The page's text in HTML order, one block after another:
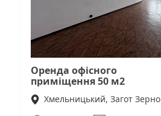
Оренда офісного
приміщення 50 м2
Хмельницький, Загот Зерно